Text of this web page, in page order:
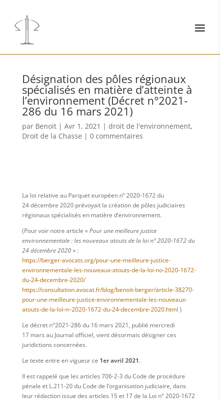
Désignation des pôles régionaux
spécialisés en matière d’atteinte à
l’environnement (Décret n°2021-
286 du 16 mars 2021)
par Benoit| Avr 1, 2021 | droit de l'environnement,
Droit de la Chasse | 0 commentaires
La loi relative au Parquet européen nº 2020-1672 du
24 décembre 2020 prévoyait la création de pôles judiciaires
régionaux spécialisés en matière d’environnement.
(Pour voir notre article «Pour une meilleure justice
environnementale : les nouveaux atouts de la loi nº 2020-1672 du
24 décembre 2020» :
https://berger-avocats.org/pour-une-meilleure-justice-
environnementale-les-nouveaux-atouts-de-la-loi-no-2020-1672-
du-24-decembre-2020/
https://consultation.avocat.fr/blog/benoit-berger/article-38270-
pour-une-meilleure-justice-environnementale-les-nouveaux-
atouts-de-la-loi-n–2020-1672-du-24-decembre-2020.html )
Le décret n°2021-286 du 16 mars 2021, publié mercredi
17 mars au Journal officiel, vient désormais désigner ces
juridictions concernées.
Le texte entre en vigueur ce 1er avril 2021.
Il est rappelé que les articles 706-2-3 du Code de procédure
pénale et L.211-20 du Code de l’organisation judiciaire, dans
leur rédaction issue des articles 15 et 17 de la Loi n° 2020-1672